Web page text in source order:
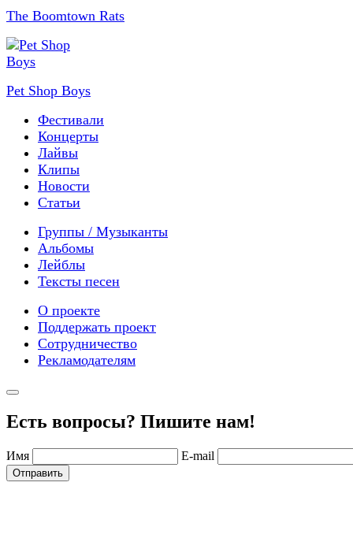
The Boomtown Rats
Pet Shop Boys
Фестивали
Концерты
Лайвы
Клипы
Новости
Статьи
Группы / Музыканты
Альбомы
Лейблы
Тексты песен
О проекте
Поддержать проект
Сотрудничество
Рекламодателям
Есть вопросы? Пишите нам!
Имя E-mail